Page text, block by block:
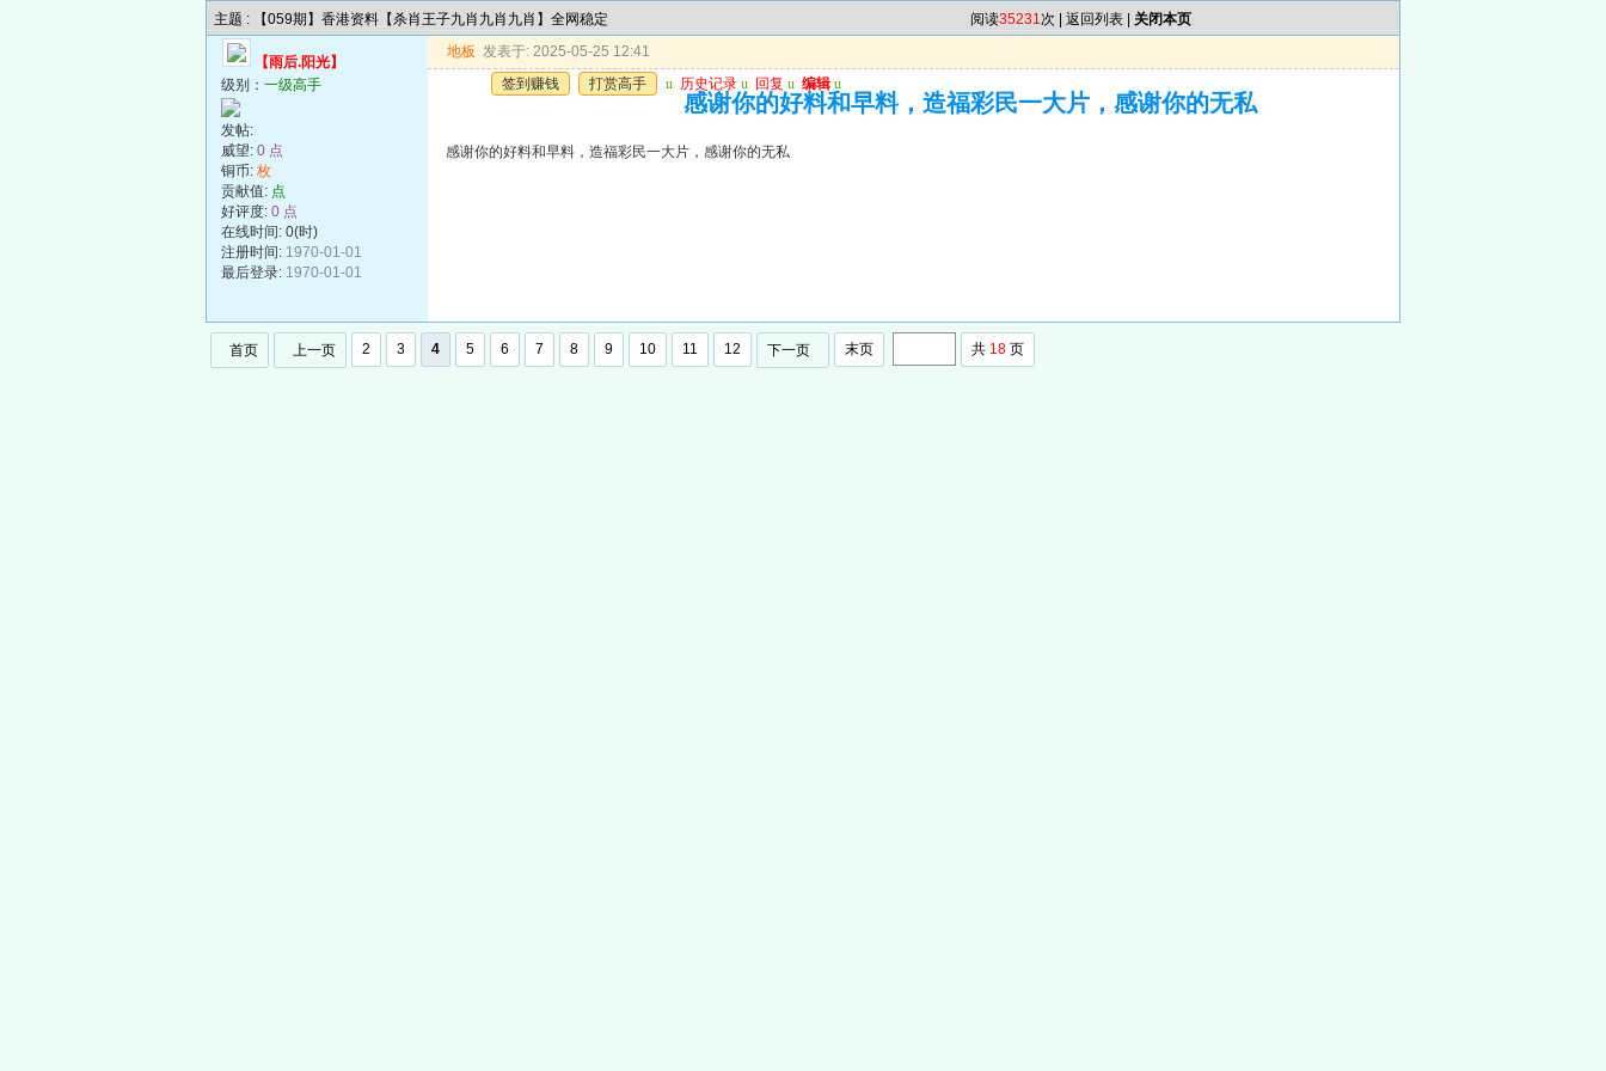
主题 : 【059期】香港资料【杀肖王子九肖九肖九肖】全网稳定 阅读35231次 | 返回列表 关闭本页
【雨后.阳光】
级别： 一级高手
发帖:
威望: 0 点
铜币: 枚
贡献值: 点
好评度: 0 点
在线时间: 0(时)
注册时间: 1970-01-01
最后登录: 1970-01-01
地板 发表于: 2025-05-25 12:41
签到赚钱
打赏高手 u 历史记录 u 回复 u 编辑 u
感谢你的好料和早料，造福彩民一大片，感谢你的无私
感谢你的好料和早料，造福彩民一大片，感谢你的无私
首页 上一页 2 3 4 5 6 7 8 9 10 11 12 下一页 末页 共 18 页